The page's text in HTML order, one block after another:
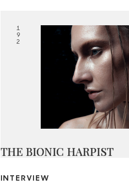
1
9
2
THE BIONIC HARPIST
INTERVIEW